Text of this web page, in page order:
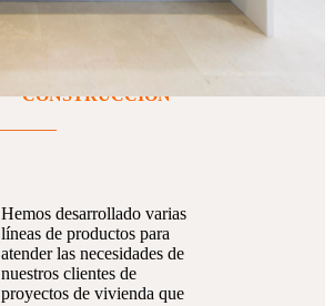
CONSTRUCCIÓN
Hemos desarrollado varias
líneas de productos para
atender las necesidades de
nuestros clientes de
proyectos de vivienda que